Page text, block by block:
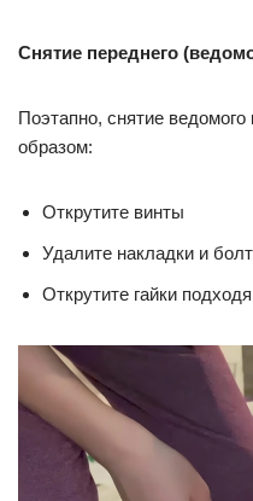
Снятие переднего
Поэтапно, снятие
образом:
Открутите винты
Удалите накладки и
Открутите гайки